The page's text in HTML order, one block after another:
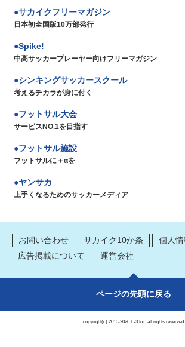
サカイクフリーマガジン
日本初全国版10万部発行
Spike!
中高サッカープレーヤー向けフリーマガジン
シンキングサッカースクール
考えるチカラが身に付く
フットサル大会
サービスNO.1を目指す
フットサル施設
フットサルに＋αを
ヤンサカ
上手くなるためのサッカーメディア
お問い合わせ サカイク10か条
個人
広告掲載について
運営会社
ページの先頭に戻る
copyright(c) 2010-2026 E-3 Inc. all rights reserved.